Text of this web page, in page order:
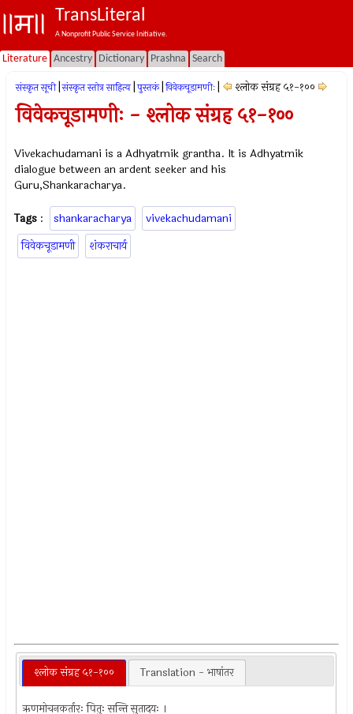
TransLiteral
A Nonprofit Public Service Initiative.
Literature Ancestry Dictionary Prashna Search
संस्कृत सूची संस्कृत स्तोत्र साहित्य पुस्तकं विवेकचूडामणीः श्लोक संग्रह ५१-१००
विवेकचूडामणीः - श्लोक संग्रह ५१-१००
Vivekachudamani is a Adhyatmik grantha. It is Adhyatmik
dialogue between an ardent seeker and his
Guru,Shankaracharya.
Tags : shankaracharya
vivekachudamani
विवेकचूडामणी
शंकराचार्य
श्लोक संग्रह ५१-१०० Translation - भाषांतर
ऋणमोचनकर्तारः पितुः सन्ति सुतादयः ।